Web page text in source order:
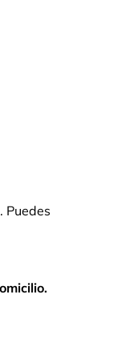
Puedes